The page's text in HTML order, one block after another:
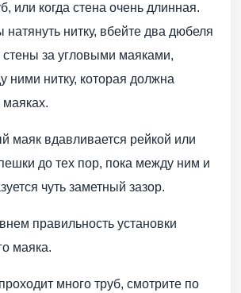
или когда стена очень длинная.
натянуть нитку, вбейте два дюбеля
стены за угловыми маяками,
ними нитку, которая должна
маяках.
маяк вдавливается рейкой или
до тех пор, пока между ним и
чуть заметный зазор.
правильность установки
маяка.
много труб, смотрите по